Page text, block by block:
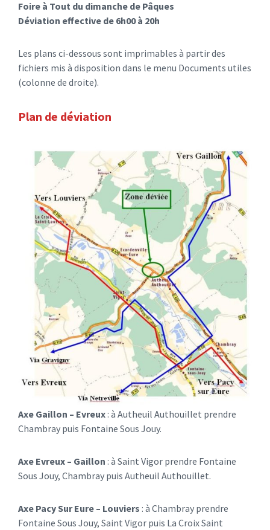
Foire à Tout du dimanche de Pâques
Déviation effective de 6h00 à 20h
Les plans ci-dessous sont imprimables à partir des
fichiers mis à disposition dans le menu Documents utiles
(colonne de droite).
Plan de déviation
Axe Gaillon – Evreux : à Autheuil Authouillet prendre
Chambray puis Fontaine Sous Jouy.
Axe Evreux – Gaillon : à Saint Vigor prendre Fontaine
Sous Jouy, Chambray puis Autheuil Authouillet.
Axe Pacy Sur Eure – Louviers : à Chambray prendre
Fontaine Sous Jouy, Saint Vigor puis La Croix Saint